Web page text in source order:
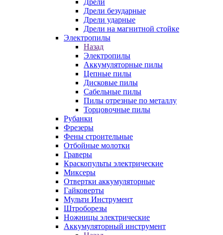
Дрели
Дрели безударные
Дрели ударные
Дрели на магнитной стойке
Электропилы
Назад
Электропилы
Аккумуляторные пилы
Цепные пилы
Дисковые пилы
Сабельные пилы
Пилы отрезные по металлу
Торцовочные пилы
Рубанки
Фрезеры
Фены строительные
Отбойные молотки
Граверы
Краскопульты электрические
Миксеры
Отвертки аккумуляторные
Гайковерты
Мульти Инструмент
Штроборезы
Ножницы электрические
Аккумуляторный инструмент